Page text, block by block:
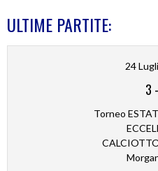
ULTIME PARTITE:
24
3 -
Torneo